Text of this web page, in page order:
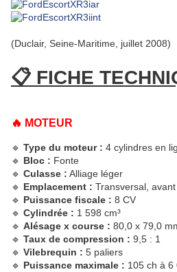
(Duclair, Seine-Maritime, juillet 2008)
📋 FICHE
🔥 MOTEUR
🔹 Type du moteur : 4 cylindres en
🔹 Bloc : Fonte
🔹 Culasse : Alliage léger
🔹 Emplacement : Transversal, avant
🔹 Puissance fiscale : 8 CV
🔹 Cylindrée : 1 598 cm³
🔹 Alésage x course : 80,0 x 79,0
🔹 Taux de compression : 9,5 : 1
🔹 Vilebrequin : 5 paliers
🔹 Puissance maximale : 105 ch à 6